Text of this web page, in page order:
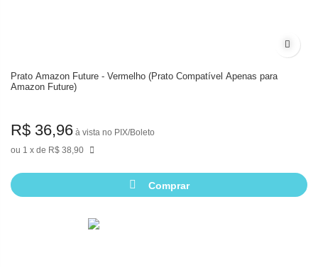
Prato Amazon Future - Vermelho (Prato Compatível Apenas para
Amazon Future)
1 de R$ 38,90
R$ 36,96 à vista no PIX/Boleto
Comprar